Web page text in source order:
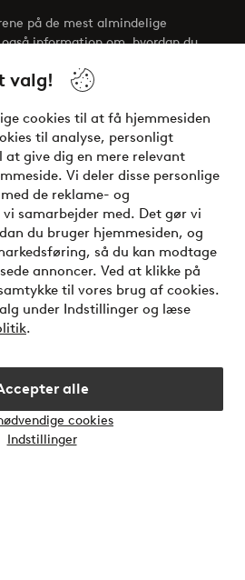
valg!
cookies til at få hjemmesiden
til analyse, personligt
give dig en mere relevant
Vi deler disse personlige
de reklame- og
samarbejder med. Det gør vi
du bruger hjemmesiden, og
så du kan modtage
annoncer. Ved at klikke på
til vores brug af cookies.
under Indstillinger og læse
.
alle
cookies
Indstillinger
på de mest almindelige
information om, hvordan du
Bestilling Betalingsmåde
- betal nu eller del op
vores betalingsmuligheder